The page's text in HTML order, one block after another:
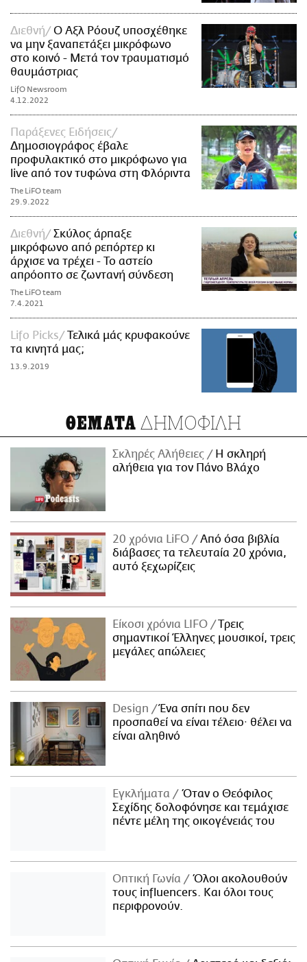
Διεθνή
O Αξλ Ρόουζ υποσχέθηκε
να μην ξαναπετάξει μικρόφωνο
στο κοινό - Μετά τον τραυματισμό
θαυμάστριας
LifO Newsroom
4.12.2022
Παράξενες Ειδήσεις
Δημοσιογράφος έβαλε
προφυλακτικό στο μικρόφωνο για
live από τον τυφώνα στη Φλόριντα
The LiFO team
29.9.2022
Διεθνή
Σκύλος άρπαξε
μικρόφωνο από ρεπόρτερ κι
άρχισε να τρέχει - Το αστείο
απρόοπτο σε ζωντανή σύνδεση
The LiFO team
7.4.2021
Lifo Picks
Τελικά μάς κρυφακούνε
τα κινητά μας;
13.9.2019
ΘΕΜΑΤΑ ΔΗΜΟΦΙΛΗ
Σκληρές Αλήθειες
H σκληρή
αλήθεια για τον Πάνο Βλάχο
20 χρόνια LiFO
Από όσα βιβλία
διάβασες τα τελευταία 20 χρόνια,
αυτό ξεχωρίζεις
Είκοσι χρόνια LIFO
Tρεις
σημαντικοί Έλληνες μουσικοί, τρεις
μεγάλες απώλειες
Design
Ένα σπίτι που δεν
προσπαθεί να είναι τέλειο· θέλει να
είναι αληθινό
Εγκλήματα
Όταν ο Θεόφιλος
Σεχίδης δολοφόνησε και τεμάχισε
πέντε μέλη της οικογένειάς του
Οπτική Γωνία
Όλοι ακολουθούν
τους influencers. Και όλοι τους
περιφρονούν.